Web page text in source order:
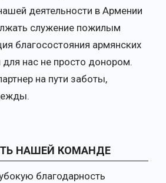
деятельности в Армении
служение пожилым
благосостояния армянских
нас не просто донором.
на пути заботы,
НАШЕЙ КОМАНДЕ
благодарность